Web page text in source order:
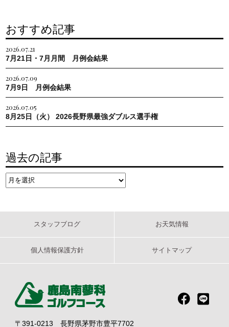
おすすめ記事
2026.07.21
7月21日・7月月間 月例会結果
2026.07.09
7月9日 月例会結果
2026.07.05
8月25日（火） 2026長野県最強ダブルス選手権
過去の記事
スタッフブログ お天気情報
個人情報保護方針 サイトマップ
〒391-0213 長野県茅野市豊平7702